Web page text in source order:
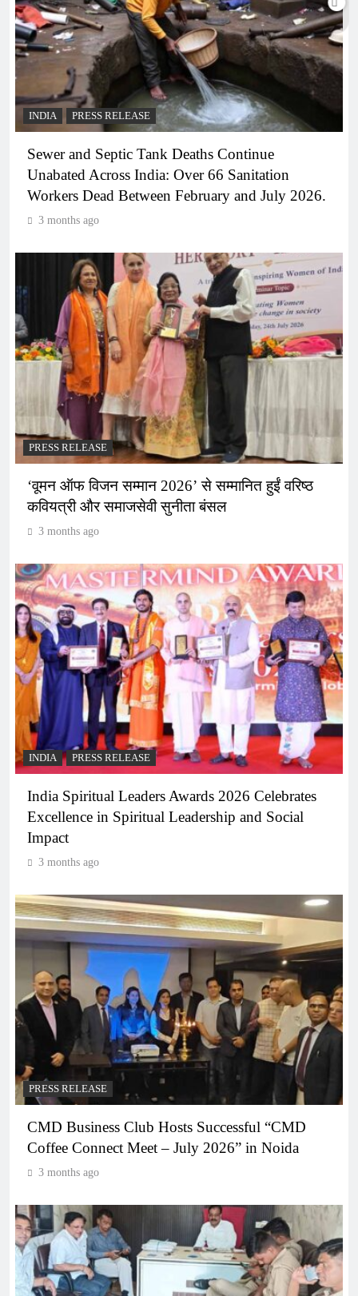
INDIA PRESS RELEASE
Sewer and Septic Tank Deaths Continue
Unabated Across India: Over 66 Sanitation
Workers Dead Between February and July 2026.
3 months ago
PRESS RELEASE
‘वूमन ऑफ विजन सम्मान 2026’ से सम्मानित हुईं वरिष्ठ
कवियत्री और समाजसेवी सुनीता बंसल
3 months ago
INDIA PRESS RELEASE
India Spiritual Leaders Awards 2026 Celebrates
Excellence in Spiritual Leadership and Social
Impact
3 months ago
PRESS RELEASE
CMD Business Club Hosts Successful “CMD
Coffee Connect Meet – July 2026” in Noida
3 months ago